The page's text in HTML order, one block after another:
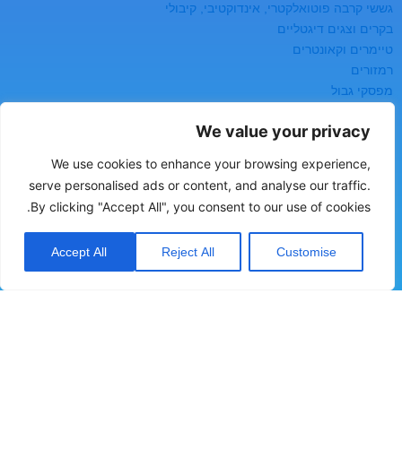
We value your privacy
We use cookies to enhance your browsing experience,
serve personalised ads or content, and analyse our traffic.
By clicking "Accept All", you consent to our use of cookies.
Customise
Reject All
Accept All
גששי קרבה פוטואלקטרי, אינדוקטיבי, קיבולי
בקרים וצגים דיגטליים
טיימרים וקאונטרים
רמזורים
מפסקי גבול
משפחות מוצרים
בטיחות
מדי ומפסקי זרימה
מדי ומפסקי לחץ
מדי ומפסקי מפלס
רשמים ואוגרי נתונים